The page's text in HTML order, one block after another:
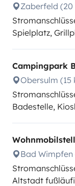
Zaberfeld
Spielplatz,
Campingpark
Obersulm (15
Badestelle,
Bad
Altstadt